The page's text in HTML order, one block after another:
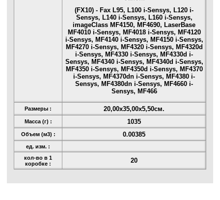
(FX10) - Fax L95, L100 i-Sensys, L120 i-
Sensys, L140 i-Sensys, L160 i-Sensys,
imageClass MF4150, MF4690, LaserBase
MF4010 i-Sensys, MF4018 i-Sensys, MF4120
i-Sensys, MF4140 i-Sensys, MF4150 i-Sensys,
MF4270 i-Sensys, MF4320 i-Sensys, MF4320d
i-Sensys, MF4330 i-Sensys, MF4330d i-
Sensys, MF4340 i-Sensys, MF4340d i-Sensys,
MF4350 i-Sensys, MF4350d i-Sensys, MF4370
i-Sensys, MF4370dn i-Sensys, MF4380 i-
Sensys, MF4380dn i-Sensys, MF4660 i-
Sensys, MF466
Размеры : 20,00x35,00x5,50см.
Масса (г) : 1035
Объем (м3) : 0.00385
ед. изм. :
кол-во в 1
коробке :
20